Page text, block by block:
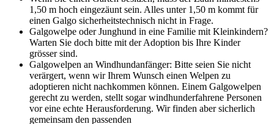
1,50 m hoch eingezäunt sein. Alles unter 1,50 m kommt für
einen Galgo sicherheitstechnisch nicht in Frage.
Galgowelpe oder Junghund in eine Familie mit Kleinkindern?
Warten Sie doch bitte mit der Adoption bis Ihre Kinder
grösser sind.
Galgowelpen an Windhundanfänger: Bitte seien Sie nicht
verärgert, wenn wir Ihrem Wunsch einen Welpen zu
adoptieren nicht nachkommen können. Einem Galgowelpen
gerecht zu werden, stellt sogar windhunderfahrene Personen
vor eine echte Herausforderung. Wir finden aber sicherlich
gemeinsam den passenden